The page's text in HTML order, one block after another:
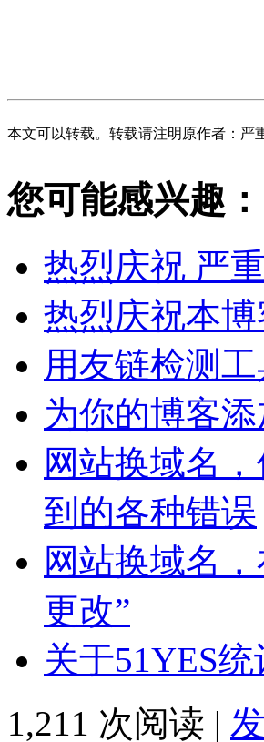
本文可以转载。转载请注明原作者：严
您可能感兴趣：
热烈庆祝 严
热烈庆祝本博
用友链检测
为你的博客
网站换域名
到的各种错误
网站换域名
更改”
关于51YES
1,211 次阅读 |